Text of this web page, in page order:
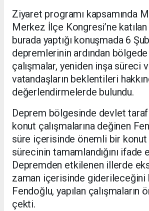
Ziyaret programı kapsamında
Merkez İlçe Kongresi’ne
burada yaptığı konuşmada 6
depremlerinin ardından
çalışmalar, yeniden inşa süreci
vatandaşların beklentileri
değerlendirmelerde bulundu.
Deprem bölgesinde devlet
konut çalışmalarına değinen
süre içerisinde önemli bir
sürecinin tamamlandığını ifade
Depremden etkilenen illerde
zaman içerisinde giderileceğini
Fendoğlu, yapılan çalışmaların
çekti.